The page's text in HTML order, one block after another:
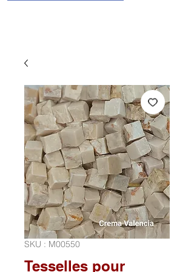
SKU : M00550
Tesselles pour